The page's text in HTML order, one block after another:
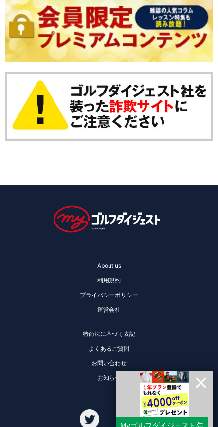
About us
利用規約
プライバシーポリシー
運営会社
特商法に基づく表記
よくあるご質問
お問い合わせ
お知らせ